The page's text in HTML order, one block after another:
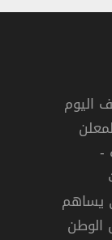
اليوم
-
يساهم
الوطن